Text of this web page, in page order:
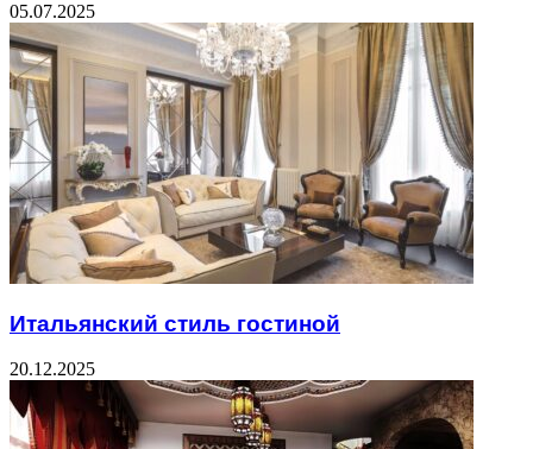
05.07.2025
Итальянский стиль гостиной
20.12.2025